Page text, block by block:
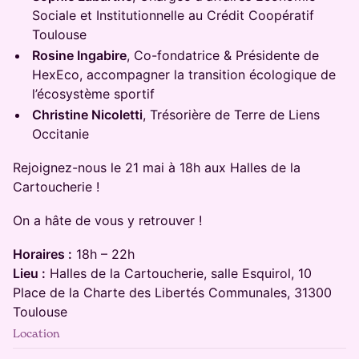
Sociale et Institutionnelle au Crédit Coopératif
Toulouse
Rosine Ingabire, Co-fondatrice & Présidente de
HexEco, accompagner la transition écologique de
l’écosystème sportif
Christine Nicoletti, Trésorière de Terre de Liens
Occitanie
​Rejoignez-nous le 21 mai à 18h aux Halles de la
Cartoucherie !
​On a hâte de vous y retrouver !
Horaires : 18h – 22h
Lieu : Halles de la Cartoucherie, salle Esquirol, 10
Place de la Charte des Libertés Communales, 31300
Toulouse
Location